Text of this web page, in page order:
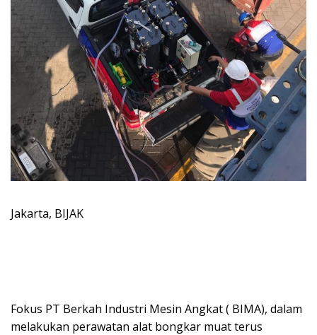
Jakarta, BIJAK
Fokus PT Berkah Industri Mesin Angkat ( BIMA), dalam
melakukan perawatan alat bongkar muat terus